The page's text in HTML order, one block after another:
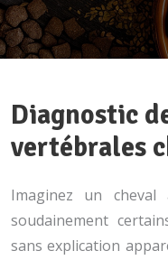
Diagnostic
vertébrales
Imaginez un
soudainement
sans explication